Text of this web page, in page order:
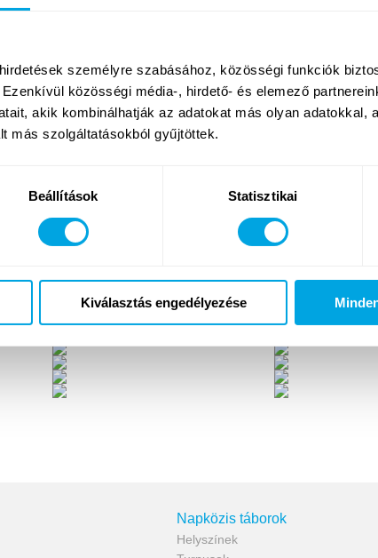
személyre szabásához, közösségi funkciók
közösségi média-, hirdető- és elemező
akik kombinálhatják az adatokat más olyan adatokkal,
más szolgáltatásokból gyűjtöttek.
Beállítások Statisztikai
Kiválasztás engedélyezése
Napközis táborok
Helyszínek